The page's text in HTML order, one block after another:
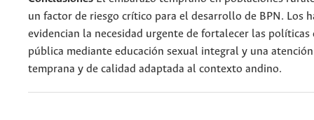
un factor de riesgo crítico para el desarrollo de BPN. Los
evidencian la necesidad urgente de fortalecer las políticas
pública mediante educación sexual integral y una
temprana y de calidad adaptada al contexto andino.